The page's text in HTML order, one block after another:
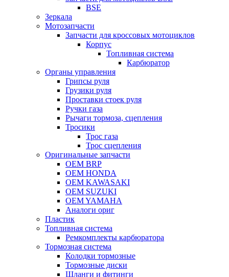
BSE
Зеркала
Мотозапчасти
Запчасти для кроссовых мотоциклов
Корпус
Топливная система
Карбюратор
Органы управления
Грипсы руля
Грузики руля
Проставки стоек руля
Ручки газа
Рычаги тормоза, сцепления
Тросики
Трос газа
Трос сцепления
Оригинальные запчасти
OEM BRP
OEM HONDA
OEM KAWASAKI
OEM SUZUKI
OEM YAMAHA
Аналоги ориг
Пластик
Топливная система
Ремкомплекты карбюратора
Тормозная система
Колодки тормозные
Тормозные диски
Шланги и фитинги